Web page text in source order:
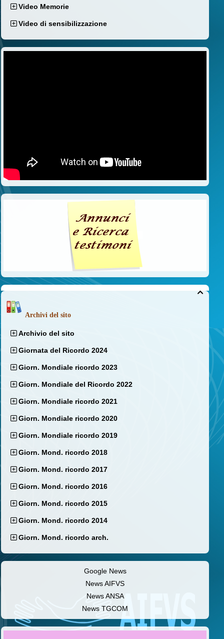
Video Memorie
Video di sensibilizzazione

Archivi del sito
Archivio del sito
Giornata del Ricordo 2024
Giorn. Mondiale ricordo 2023
Giorn. Mondiale del Ricordo 2022
Giorn. Mondiale ricordo 2021
Giorn. Mondiale ricordo 2020
Giorn. Mondiale ricordo 2019
Giorn. Mond. ricordo 2018
Giorn. Mond. ricordo 2017
Giorn. Mond. ricordo 2016
Giorn. Mond. ricordo 2015
Giorn. Mond. ricordo 2014
Giorn. Mond. ricordo arch.
Google News
News AIFVS
News ANSA
News TGCOM